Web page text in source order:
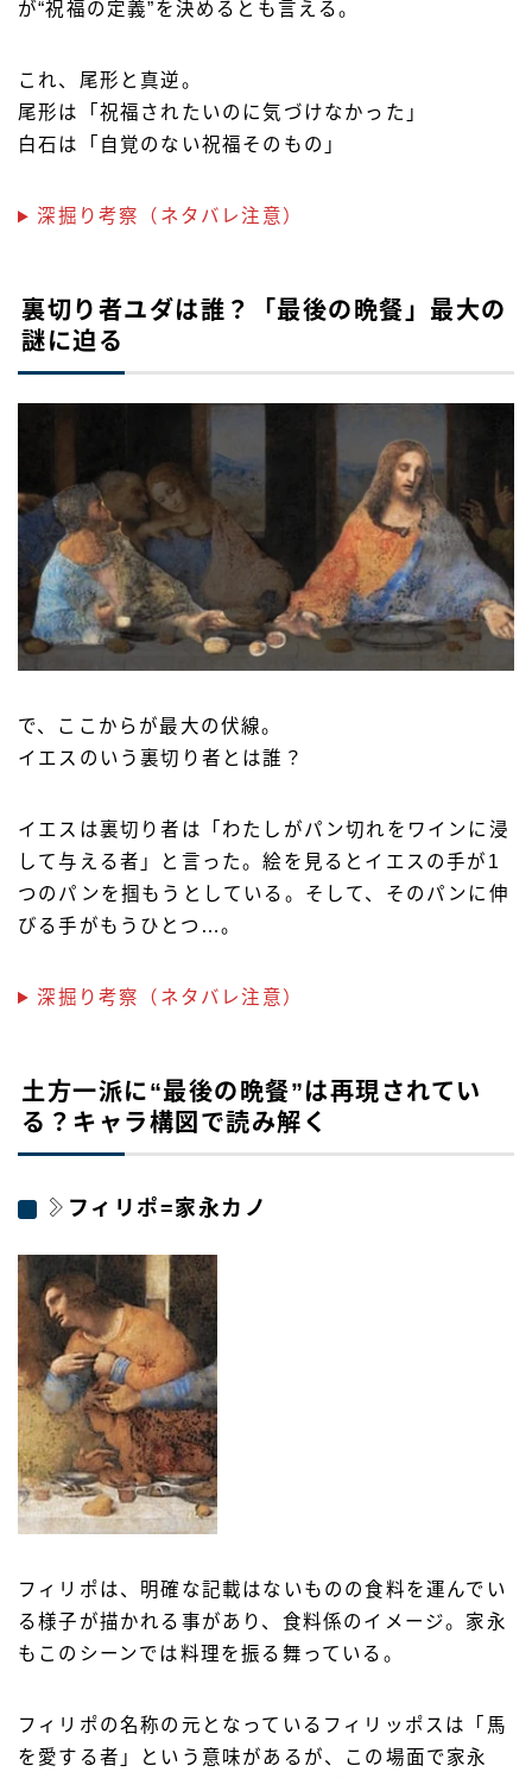
が“祝福の定義”を決めるとも言える。
これ、尾形と真逆。
尾形は「祝福されたいのに気づけなかった」
白石は「自覚のない祝福そのもの」
深掘り考察（ネタバレ注意）
裏切り者ユダは誰？「最後の晩餐」最大の
謎に迫る
で、ここからが最大の伏線。
イエスのいう裏切り者とは誰？
イエスは裏切り者は「わたしがパン切れをワインに浸
して与える者」と言った。絵を見るとイエスの手が1
つのパンを掴もうとしている。そして、そのパンに伸
びる手がもうひとつ…。
深掘り考察（ネタバレ注意）
土方一派に“最後の晩餐”は再現されてい
る？キャラ構図で読み解く
フィリポ=家永カノ
フィリポは、明確な記載はないものの食料を運んでい
る様子が描かれる事があり、食料係のイメージ。家永
もこのシーンでは料理を振る舞っている。
フィリポの名称の元となっているフィリッポスは「馬
を愛する者」という意味があるが、この場面で家永